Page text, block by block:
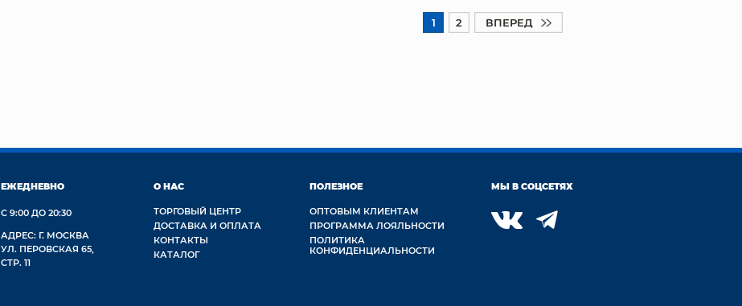
1 2 ВПЕРЕД
ЕЖЕДНЕВНО
С 9:00 ДО 20:30
АДРЕС: Г. МОСКВА
УЛ. ПЕРОВСКАЯ 65,
СТР. 11
О НАС
ТОРГОВЫЙ ЦЕНТР
ДОСТАВКА И ОПЛАТА
КОНТАКТЫ
КАТАЛОГ
ПОЛЕЗНОЕ
ОПТОВЫМ КЛИЕНТАМ
ПРОГРАММА ЛОЯЛЬНОСТИ
ПОЛИТИКА
КОНФИДЕНЦИАЛЬНОСТИ
МЫ В СОЦСЕТЯХ